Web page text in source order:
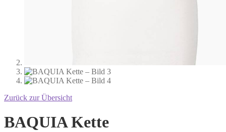
Zurück zur Übersicht
BAQUIA Kette